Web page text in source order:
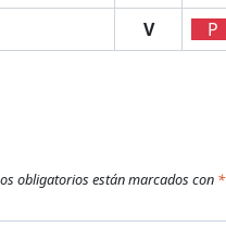
V P
obligatorios están marcados con *